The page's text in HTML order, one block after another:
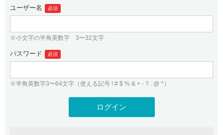
.jpドメインバックオーダー
プレミアムドメイン
人気ドメインの種類
WHOIS検索
紹介制度
バリュードメインAPI
ドメイン・ホスティングOEM
ログイン
従来のバリュードメインをご利用希望の方
Value Domainにログイン
ユーザー登録
ユーザー名 必須
※小文字の半角英数字 3〜32文字
パスワード 必須
※半角英数字3〜64文字（使える記号 ! # $ % & + - ? . @ ^）